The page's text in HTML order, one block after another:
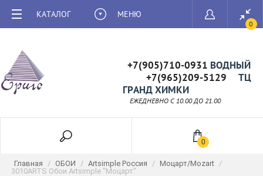
КАТАЛОГ МЕНЮ
0
+7(905)710-0931 ВОДНЫЙ
+7(965)209-5129 ТЦ
ГРАНД ХИМКИ
ЕЖЕДНЕВНО C 10.00 ДО 21.00
0
Главная / ОБОИ / Artsimple Россия / Моцарт/Mozart /
3010ARTS Обои Artsimple "Моцарт"